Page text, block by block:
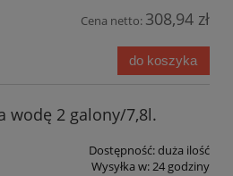
Cena netto: 308,94 zł
do koszyka
wodę 2 galony/7,8l.
Dostępność:duża ilość
Wysyłka w:24 godziny